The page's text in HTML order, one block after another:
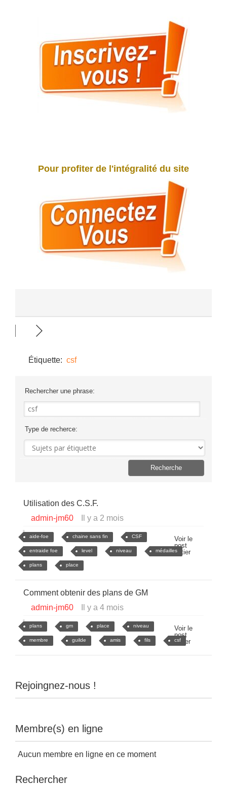
Pour profiter de l'intégralité du site
Étiquette: csf
Rechercher une phrase:
Type de recherce:
Utilisation des C.S.F.
admin-jm60
Il y a 2 mois
aide-foe chaine sans fin CSF
entraide foe level niveau médailles
plans place
Voir le
post
entier
Comment obtenir des plans de GM
admin-jm60
Il y a 4 mois
plans gm place niveau
membre guilde amis fils csf
Voir le
post
entier
Rejoingnez-nous !
Membre(s) en ligne
Aucun membre en ligne en ce moment
Rechercher